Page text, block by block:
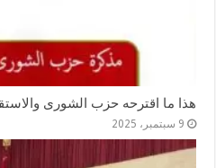
هذا ما اقترحه حزب الشورى
9 سبتمبر، 2025